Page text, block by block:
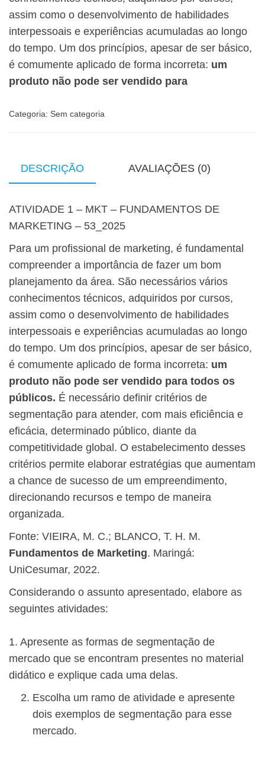
assim como o desenvolvimento de habilidades
interpessoais e experiências acumuladas ao longo
do tempo. Um dos princípios, apesar de ser básico,
é comumente aplicado de forma incorreta: um
produto não pode ser vendido para
Categoria: Sem categoria
DESCRIÇÃO AVALIAÇÕES (0)
ATIVIDADE 1 – MKT – FUNDAMENTOS DE
MARKETING – 53_2025
Para um profissional de marketing, é fundamental
compreender a importância de fazer um bom
planejamento da área. São necessários vários
conhecimentos técnicos, adquiridos por cursos,
assim como o desenvolvimento de habilidades
interpessoais e experiências acumuladas ao longo
do tempo. Um dos princípios, apesar de ser básico,
é comumente aplicado de forma incorreta: um
produto não pode ser vendido para todos os
públicos. É necessário definir critérios de
segmentação para atender, com mais eficiência e
eficácia, determinado público, diante da
competitividade global. O estabelecimento desses
critérios permite elaborar estratégias que aumentam
a chance de sucesso de um empreendimento,
direcionando recursos e tempo de maneira
organizada.
Fonte: VIEIRA, M. C.; BLANCO, T. H. M.
Fundamentos de Marketing. Maringá:
UniCesumar, 2022.
Considerando o assunto apresentado, elabore as
seguintes atividades:
1. Apresente as formas de segmentação de
mercado que se encontram presentes no material
didático e explique cada uma delas.
Escolha um ramo de atividade e apresente
dois exemplos de segmentação para esse
mercado.